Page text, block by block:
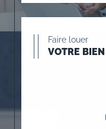
Faire louer
VOTRE BIEN